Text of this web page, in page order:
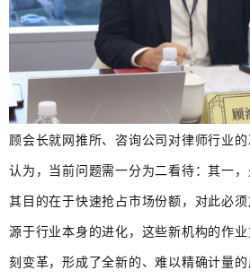
顾会长就网推所、咨询公司对律师行业
认为，当前问题需一分为二看待：其一，
其目的在于快速抢占市场份额，对此必
源于行业本身的进化，这些新机构的作
刻变革，形成了全新的、难以精确计量